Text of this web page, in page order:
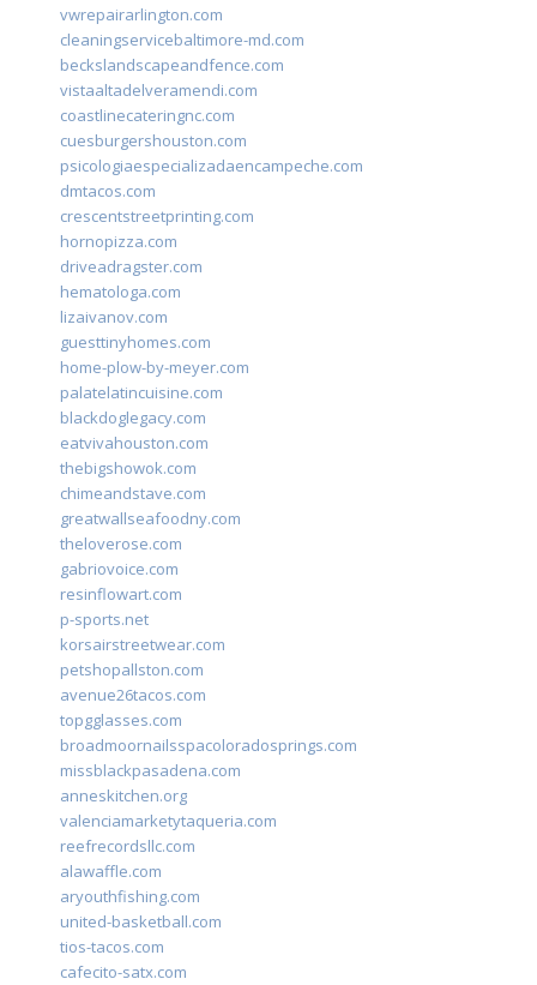
vwrepairarlington.com
cleaningservicebaltimore-md.com
beckslandscapeandfence.com
vistaaltadelveramendi.com
coastlinecateringnc.com
cuesburgershouston.com
psicologiaespecializadaencampeche.com
dmtacos.com
crescentstreetprinting.com
hornopizza.com
driveadragster.com
hematologa.com
lizaivanov.com
guesttinyhomes.com
home-plow-by-meyer.com
palatelatincuisine.com
blackdoglegacy.com
eatvivahouston.com
thebigshowok.com
chimeandstave.com
greatwallseafoodny.com
theloverose.com
gabriovoice.com
resinflowart.com
p-sports.net
korsairstreetwear.com
petshopallston.com
avenue26tacos.com
topgglasses.com
broadmoornailsspacoloradosprings.com
missblackpasadena.com
anneskitchen.org
valenciamarketytaqueria.com
reefrecordsllc.com
alawaffle.com
aryouthfishing.com
united-basketball.com
tios-tacos.com
cafecito-satx.com